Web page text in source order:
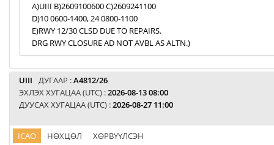
A)UIII B)2609100600 C)2609241100
D)10 0600-1400, 24 0800-1100
E)RWY 12/30 CLSD DUE TO REPAIRS.
DRG RWY CLOSURE AD NOT AVBL AS ALTN.)
UIII ДУГААР :A4812/26
ЭХЛЭХ ХУГАЦАА (UTC) :2026-08-13 08:00
ДУУСАХ ХУГАЦАА (UTC) :2026-08-27 11:00
ICAO НӨХЦӨЛ ХӨРВҮҮЛСЭН